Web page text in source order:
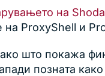
на
ProxyShell и
што покажа
позната